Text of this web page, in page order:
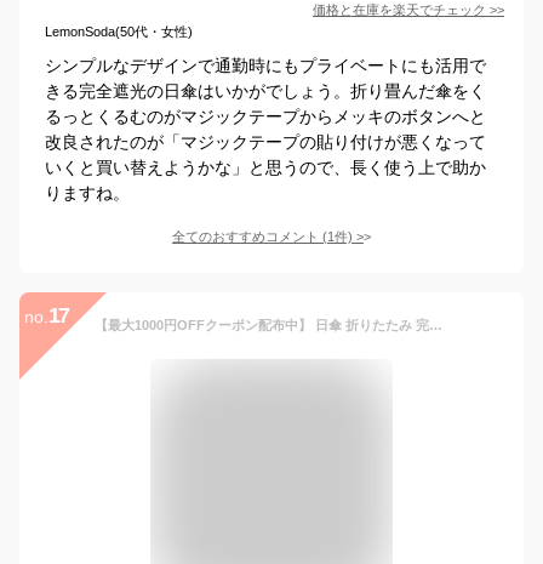
価格と在庫を楽天でチェック >>
LemonSoda(50代・女性)
シンプルなデザインで通勤時にもプライベートにも活用で
きる完全遮光の日傘はいかがでしょう。折り畳んだ傘をく
るっとくるむのがマジックテープからメッキのボタンへと
改良されたのが「マジックテープの貼り付けが悪くなって
いくと買い替えようかな」と思うので、長く使う上で助か
りますね。
全てのおすすめコメント (1件) >
no. 17 【最大1000円OFFクーポン配布中】 日傘 折りたたみ 完全遮光 遮光率100% 軽量 遮光 3段 晴雨兼用 UVカット 260g レフューム Refume レディース 雨傘 傘 遮熱 折り畳み 雨具 無地 紫外線対策 ブラック ネイビー アイスグレージュ 黒 紺 REFU-0001 母の日